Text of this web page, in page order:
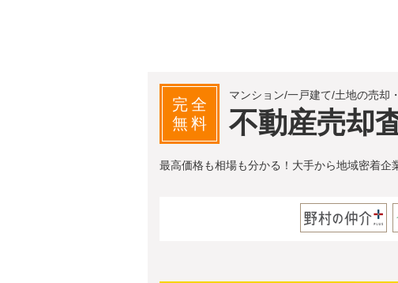
完全
無料
マンション/一戸建て/土地の売却
不動産売却
最高価格も相場も分かる！大手から地域密着企